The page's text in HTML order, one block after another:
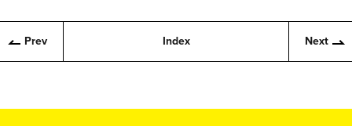
Prev Index Next